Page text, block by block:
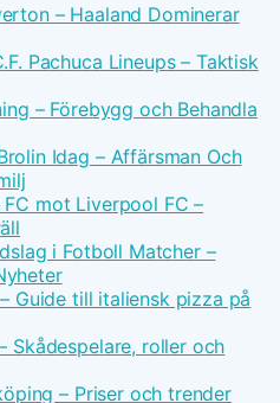
– Haaland Dominerar
Pachuca Lineups – Taktisk
– Förebygg och Behandla
Idag – Affärsman Och
mot Liverpool FC –
i Fotboll Matcher –
Guide till italiensk pizza på
Skådespelare, roller och
– Priser och trender